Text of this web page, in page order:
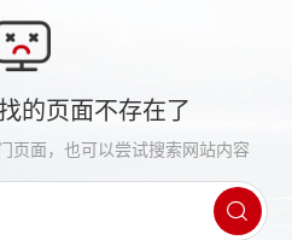
的页面不存在了
页面，也可以尝试搜索网站内容